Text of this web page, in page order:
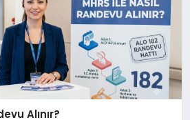
Alınır?